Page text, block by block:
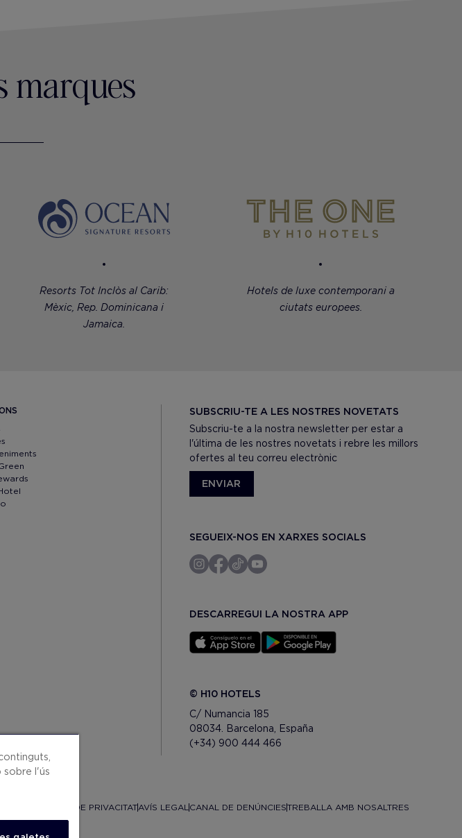
marques
Resorts Tot Inclòs al Carib:
Mèxic, Rep. Dominicana i
Jamaica.
Hotels de luxe contemporani a
ciutats europees.
SUBSCRIU-TE A LES NOSTRES NOVETATS
Subscriu-te a la nostra newsletter per estar a
l'última de les nostres novetats i rebre les millors
ofertes al teu correu electrònic
ENVIAR
SEGUEIX-NOS EN XARXES SOCIALS
DESCARREGUI LA NOSTRA APP
© H10 HOTELS
C/ Numancia 185
08034. Barcelona, España
(+34) 900 444 466
POLÍTICA DE PRIVACITATAVÍS LEGALCANAL DE DENÚNCIESTREBALLA AMB NOSALTRES
sobre l'ús